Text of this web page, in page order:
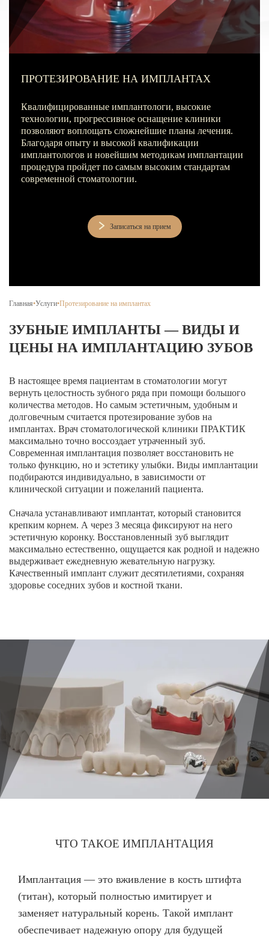
Лечение пульпита и периодонтита
Лечение пародонтита
Металлические брекеты
Установка брекетов
Элайнеры
Элайнеры ClearCorrect
ЛЕЧЕНИЕ ЗУБОВ ПОД НАРКОЗОМ
ИМПЛАНТАЦИЯ ЗУБОВ
Одномоментная имплантация
Синус-лифтинг и костная пластика
Наращивание кости для имплантации
Имплантация верхней челюсти
Имплантационные системы Anthogyr
Импланты Dentium
Импланты Straumann
Имплантация одного зуба
Коронка на имплант
Удаление импланта зуба
Коронка на имплант
ЧИСТКА ЗУБОВ
Восстановление и реставрация зубов
Реставрация зубов
Отбеливание зубов
ПРОТЕЗИРОВАНИЕ
Функциональная диагностика
Металлокерамические коронки
Безметалловая керамика
ПРОТЕЗИРОВАНИЕ НА ИМПЛАНТАХ
Квалифицированные имплантологи, высокие
технологии, прогрессивное оснащение клиники
позволяют воплощать сложнейшие планы лечения.
Благодаря опыту и высокой квалификации
имплантологов и новейшим методикам имплантации
процедура пройдет по самым высоким стандартам
современной стоматологии.
Записаться на прием
Главная•Услуги•Протезирование на имплантах
ЗУБНЫЕ ИМПЛАНТЫ — ВИДЫ И
ЦЕНЫ НА ИМПЛАНТАЦИЮ ЗУБОВ
В настоящее время пациентам в стоматологии могут
вернуть целостность зубного ряда при помощи большого
количества методов. Но самым эстетичным, удобным и
долговечным считается протезирование зубов на
имплантах. Врач стоматологической клиники ПРАКТИК
максимально точно воссоздает утраченный зуб.
Современная имплантация позволяет восстановить не
только функцию, но и эстетику улыбки. Виды имплантации
подбираются индивидуально, в зависимости от
клинической ситуации и пожеланий пациента.
Сначала устанавливают имплантат, который становится
крепким корнем. А через 3 месяца фиксируют на него
эстетичную коронку. Восстановленный зуб выглядит
максимально естественно, ощущается как родной и надежно
выдерживает ежедневную жевательную нагрузку.
Качественный имплант служит десятилетиями, сохраняя
здоровье соседних зубов и костной ткани.
ЧТО ТАКОЕ ИМПЛАНТАЦИЯ
Имплантация — это вживление в кость штифта
(титан), который полностью имитирует и
заменяет натуральный корень. Такой имплант
обеспечивает надежную опору для будущей